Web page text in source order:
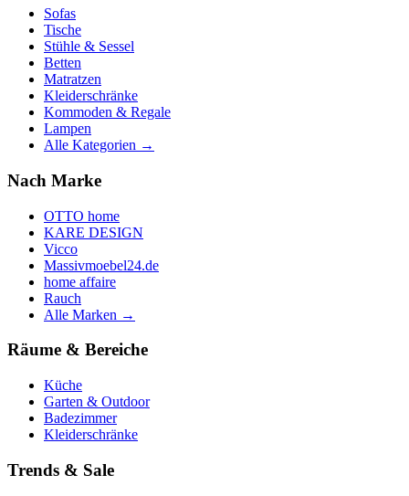
Sofas
Tische
Stühle & Sessel
Betten
Matratzen
Kleiderschränke
Kommoden & Regale
Lampen
Alle Kategorien →
Nach Marke
OTTO home
KARE DESIGN
Vicco
Massivmoebel24.de
home affaire
Rauch
Alle Marken →
Räume & Bereiche
Küche
Garten & Outdoor
Badezimmer
Kleiderschränke
Trends & Sale